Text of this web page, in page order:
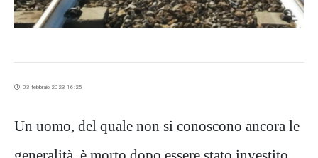
03 febbraio 2023 16:25
Un uomo, del quale non si conoscono ancora le